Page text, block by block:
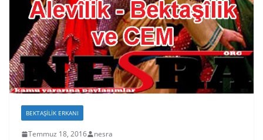
BEKTAŞILIK ERKANI
Temmuz 18, 2016 nesra